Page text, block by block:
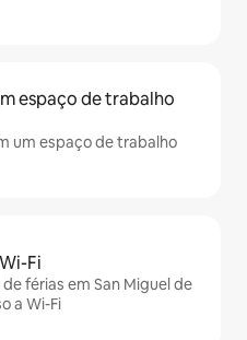
espaço de trabalho
um espaço de trabalho
Fi
férias em San Miguel de
a Wi-Fi